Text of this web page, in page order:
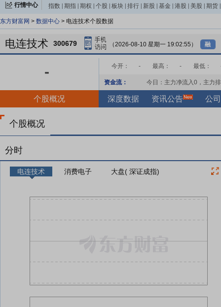
行情中心 指数 期指 期权 个股 板块 排行 新股 基金 港股 美股 期货
东方财富网 > 数据中心 > 电连技术个股数据
电连技术 300679 （2026-08-10 星期一 19:02:55） 融
- 今开： - 最高： - 最低：
资金流： 今日：主力净流入0 ，主力
个股概况 深度数据 资讯公告 公
个股概况
分时
电连技术 消费电子 大盘( 深证成指)